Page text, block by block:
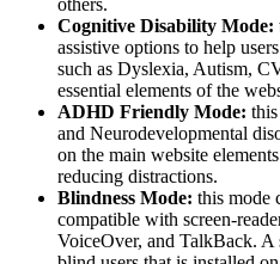
Cognitive Disability Mode:
assistive options to help
such as Dyslexia, Autism,
essential elements of the
ADHD Friendly Mode:
and Neurodevelopmental
on the main website
reducing distractions.
Blindness Mode: this mode
compatible with screen-
VoiceOver, and TalkBack. A